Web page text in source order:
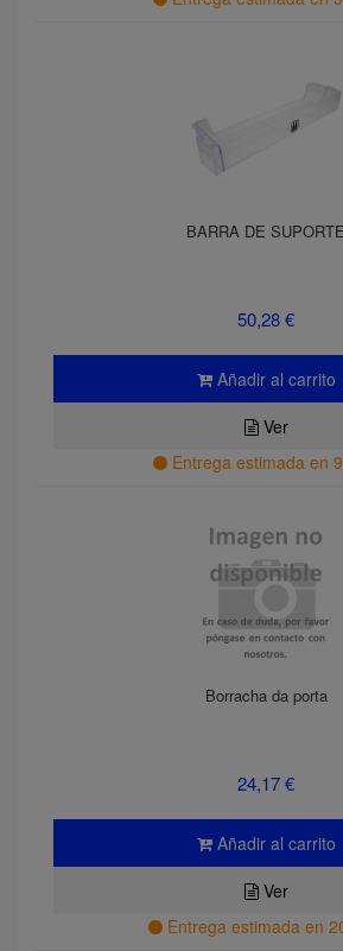
BARRA DE SUPORTE
50,28 €
Añadir al carrito
Ver
Entrega estimada en
Borracha da porta
24,17 €
Añadir al carrito
Ver
Entrega estimada en